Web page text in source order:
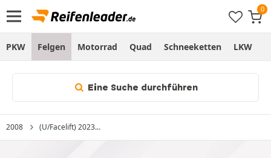
PKW Felgen Motorrad Quad Schneeketten LKW
Eine Suche durchführen
2008 (U/Facelift) 2023...